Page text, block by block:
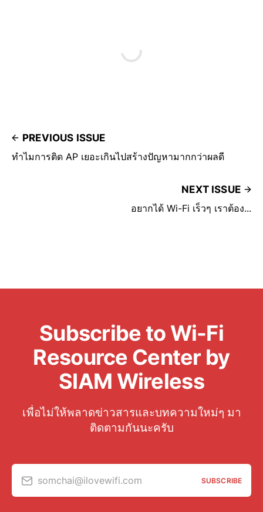
PREVIOUS ISSUE
ทำไมการติด AP เยอะเกินไปสร้างปัญหามากกว่าผลดี
NEXT ISSUE
อยากได้ Wi-Fi เร็วๆ เราต้อง...
Subscribe to Wi-Fi
Resource Center by
SIAM Wireless
เพื่อไม่ให้พลาดข่าวสารและบทความใหม่ๆ มา
ติดตามกันนะครับ
somchai@ilovewifi.com SUBSCRIBE